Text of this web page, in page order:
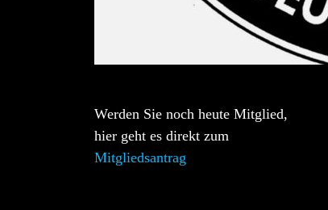
Werden Sie noch heute Mitglied,
hier geht es direkt zum
Mitgliedsantrag